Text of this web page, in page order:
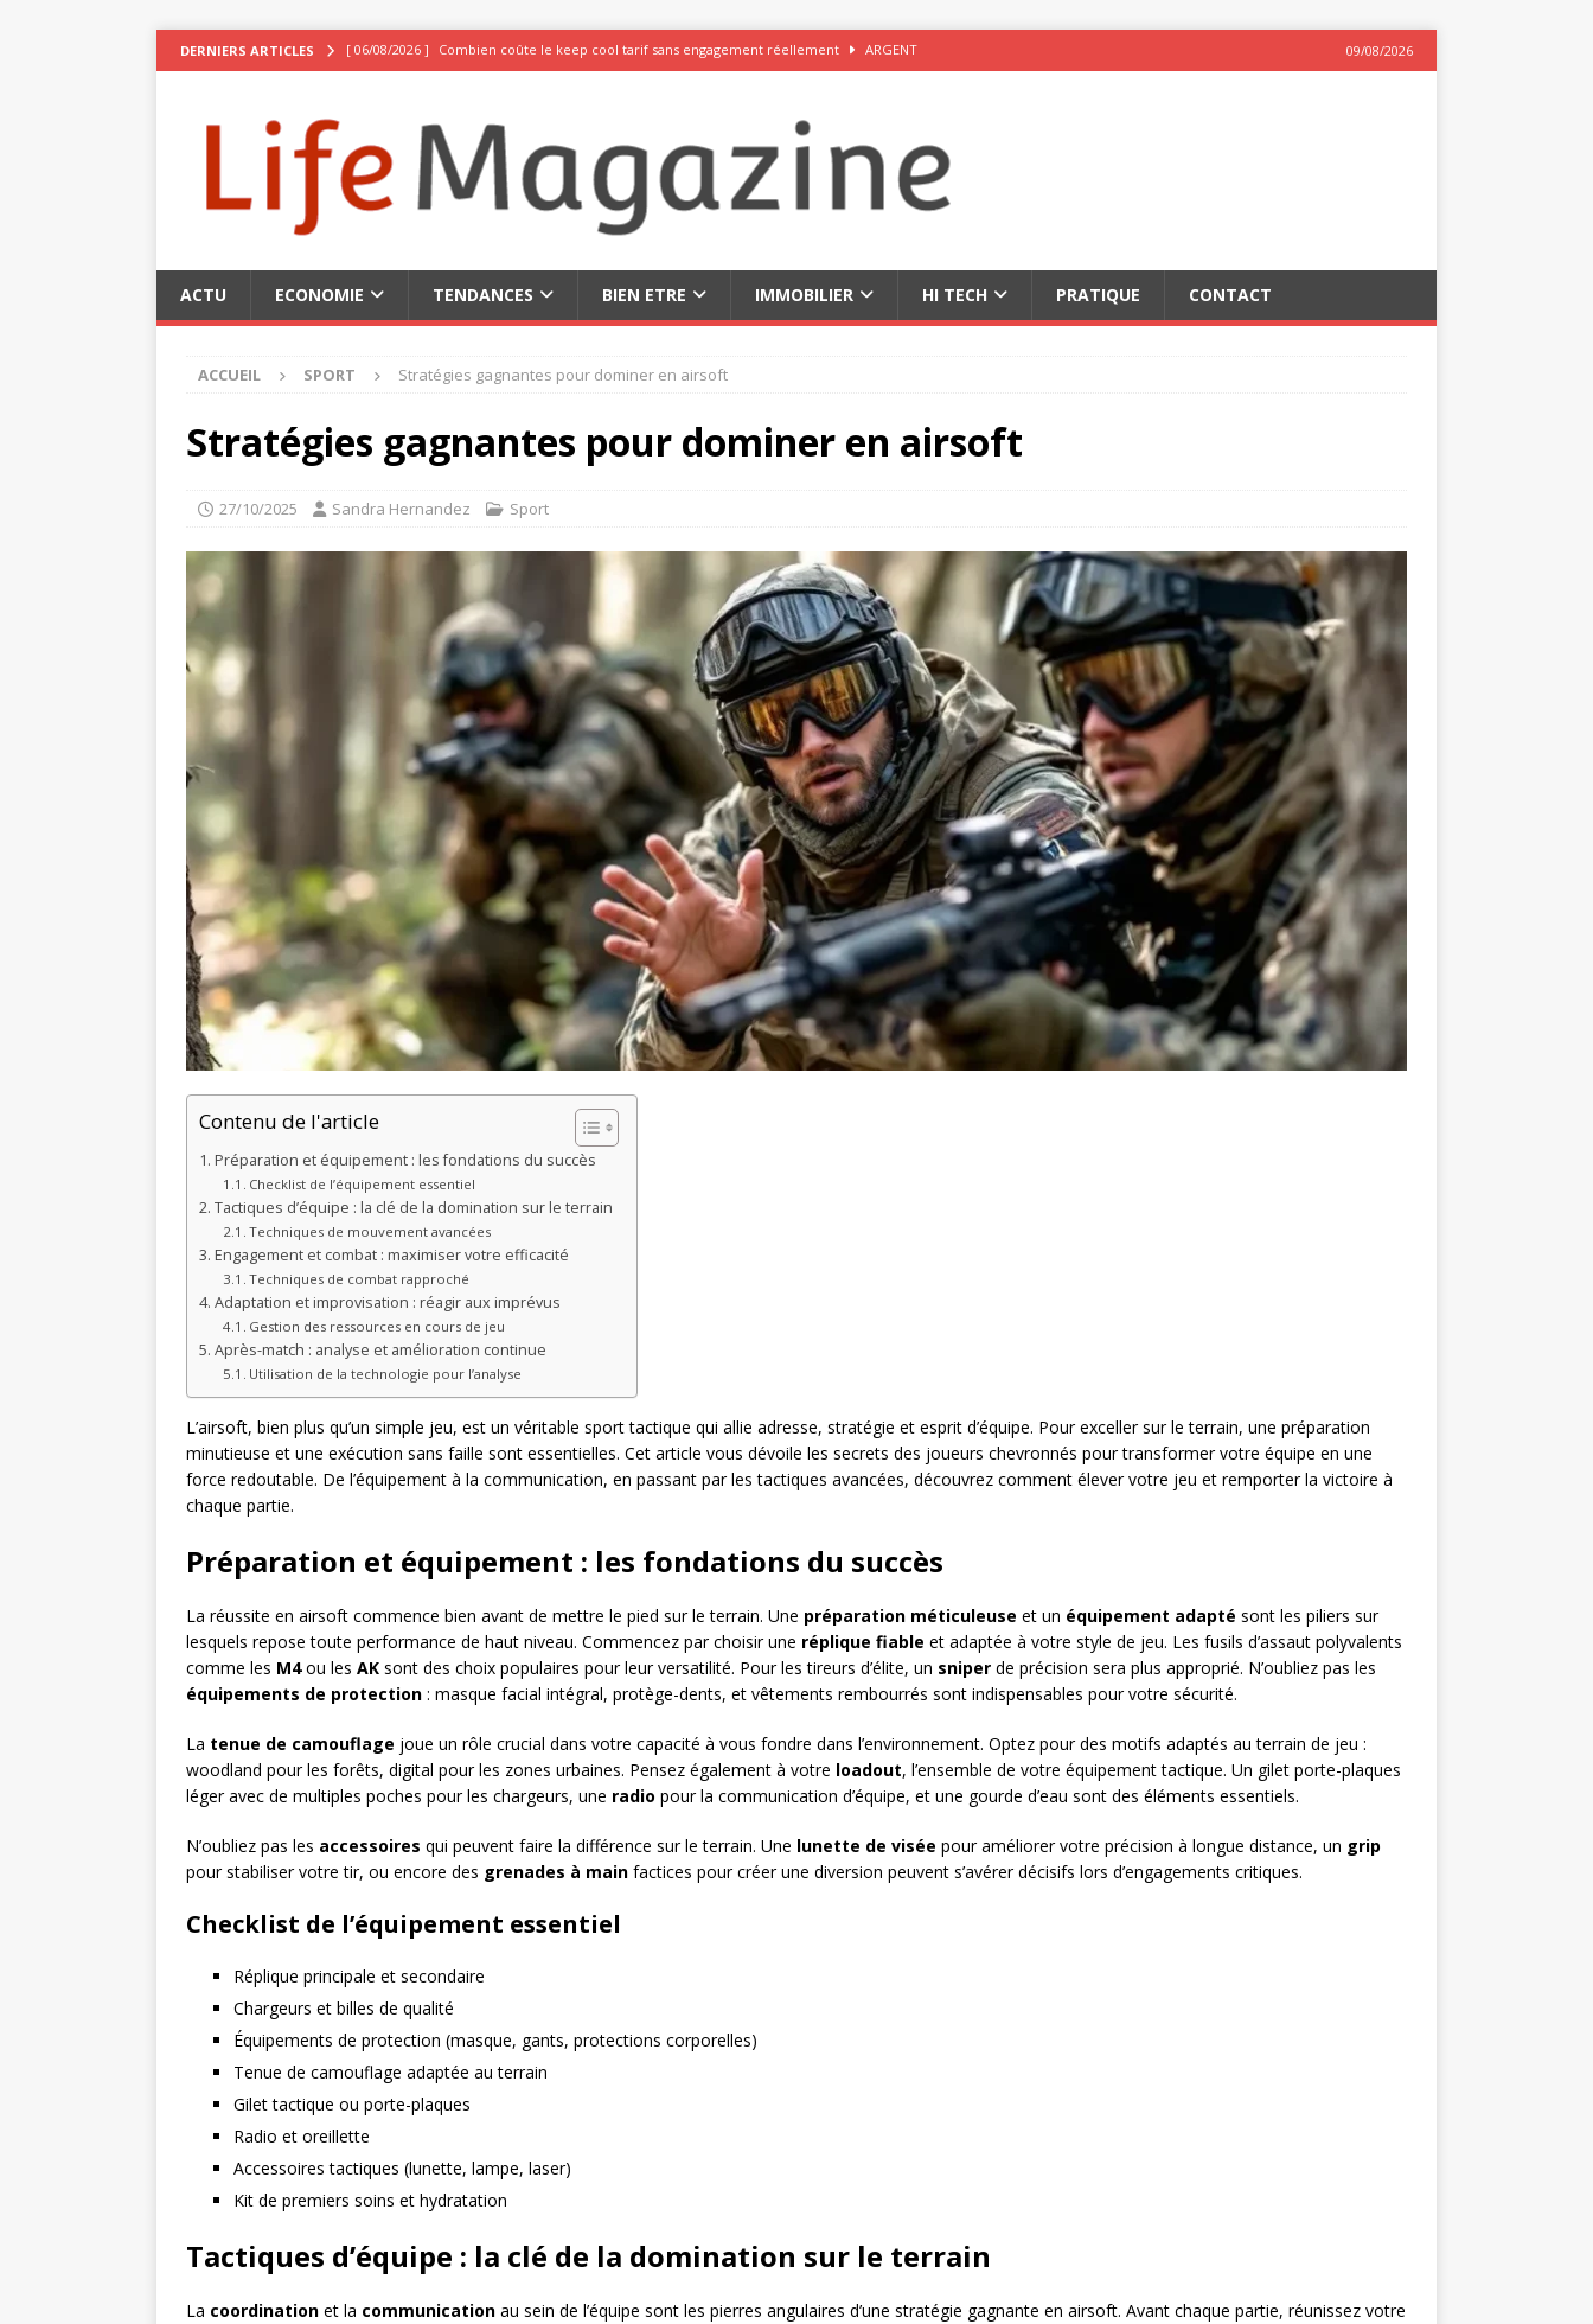
DERNIERS ARTICLES [ 06/08/2026 ] Combien coûte le keep cool tarif sans engagement réellement ARGENT
[ 02/08/2026 ] 10 expériences inoubliables au Japon en famille, en couple ou en solo
[ 02/08/2026 ] Pseudo stylé : 50 idées originales pour vos réseaux sociaux DÉCOUVRIR
[ 06/08/2026 ] Top 3 des meilleurs sites de rencontre internationaux sérieux en 2026 RELATION
09/08/2026
ACTU ECONOMIE TENDANCES BIEN ETRE IMMOBILIER HI TECH PRATIQUE CONTACT
ACCUEIL SPORT Stratégies gagnantes pour dominer en airsoft
Stratégies gagnantes pour dominer en airsoft
27/10/2025 Sandra Hernandez Sport
Contenu de l'article
Préparation et équipement : les fondations du succès
Checklist de l’équipement essentiel
Tactiques d’équipe : la clé de la domination sur le terrain
Techniques de mouvement avancées
Engagement et combat : maximiser votre efficacité
Techniques de combat rapproché
Adaptation et improvisation : réagir aux imprévus
Gestion des ressources en cours de jeu
Après-match : analyse et amélioration continue
Utilisation de la technologie pour l’analyse
L’airsoft, bien plus qu’un simple jeu, est un véritable sport tactique qui allie adresse, stratégie et esprit d’équipe. Pour exceller sur le terrain, une préparation
minutieuse et une exécution sans faille sont essentielles. Cet article vous dévoile les secrets des joueurs chevronnés pour transformer votre équipe en une
force redoutable. De l’équipement à la communication, en passant par les tactiques avancées, découvrez comment élever votre jeu et remporter la victoire à
chaque partie.
Préparation et équipement : les fondations du succès
La réussite en airsoft commence bien avant de mettre le pied sur le terrain. Une préparation méticuleuse et un équipement adapté sont les piliers sur
lesquels repose toute performance de haut niveau. Commencez par choisir une réplique fiable et adaptée à votre style de jeu. Les fusils d’assaut polyvalents
comme les M4ou les AK sont des choix populaires pour leur versatilité. Pour les tireurs d’élite, un sniper de précision sera plus approprié. N’oubliez pas les
équipements de protection : masque facial intégral, protège-dents, et vêtements rembourrés sont indispensables pour votre sécurité.
La tenue de camouflage joue un rôle crucial dans votre capacité à vous fondre dans l’environnement. Optez pour des motifs adaptés au terrain de jeu :
woodland pour les forêts, digital pour les zones urbaines. Pensez également à votre loadout, l’ensemble de votre équipement tactique. Un gilet porte-plaques
léger avec de multiples poches pour les chargeurs, une radio pour la communication d’équipe, et une gourde d’eau sont des éléments essentiels.
N’oubliez pas les accessoires qui peuvent faire la différence sur le terrain. Une lunette de visée pour améliorer votre précision à longue distance, un grip
pour stabiliser votre tir, ou encore des grenades à main factices pour créer une diversion peuvent s’avérer décisifs lors d’engagements critiques.
Checklist de l’équipement essentiel
Réplique principale et secondaire
Chargeurs et billes de qualité
Équipements de protection (masque, gants, protections corporelles)
Tenue de camouflage adaptée au terrain
Gilet tactique ou porte-plaques
Radio et oreillette
Accessoires tactiques (lunette, lampe, laser)
Kit de premiers soins et hydratation
Tactiques d’équipe : la clé de la domination sur le terrain
La coordination et la communication au sein de l’équipe sont les pierres angulaires d’une stratégie gagnante en airsoft. Avant chaque partie, réunissez votre